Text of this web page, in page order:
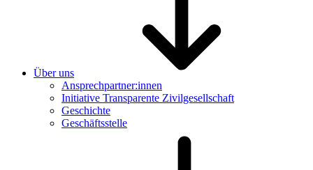
Über uns
Ansprechpartner:innen
Initiative Transparente Zivilgesellschaft
Geschichte
Geschäftsstelle